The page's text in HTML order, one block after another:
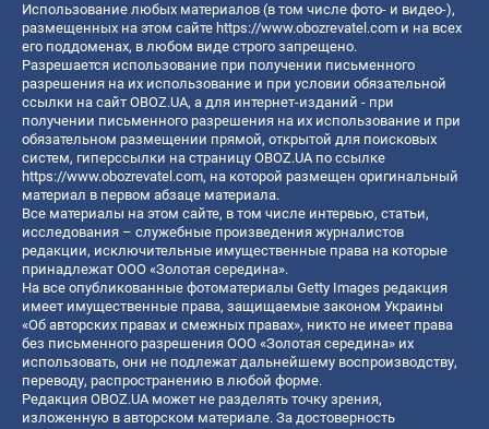
Использование любых материалов (в том числе фото- и видео-),
размещенных на этом сайте https://www.obozrevatel.com и на всех
его поддоменах, в любом виде строго запрещено.
Разрешается использование при получении письменного
разрешения на их использование и при условии обязательной
ссылки на сайт OBOZ.UA, а для интернет-изданий - при
получении письменного разрешения на их использование и при
обязательном размещении прямой, открытой для поисковых
систем, гиперссылки на страницу OBOZ.UA по ссылке
https://www.obozrevatel.com, на которой размещен оригинальный
материал в первом абзаце материала.
Все материалы на этом сайте, в том числе интервью, статьи,
исследования – служебные произведения журналистов
редакции, исключительные имущественные права на которые
принадлежат ООО «Золотая середина».
На все опубликованные фотоматериалы Getty Images редакция
имеет имущественные права, защищаемые законом Украины
«Об авторских правах и смежных правах», никто не имеет права
без письменного разрешения ООО «Золотая середина» их
использовать, они не подлежат дальнейшему воспроизводству,
переводу, распространению в любой форме.
Редакция OBOZ.UA может не разделять точку зрения,
изложенную в авторском материале. За достоверность